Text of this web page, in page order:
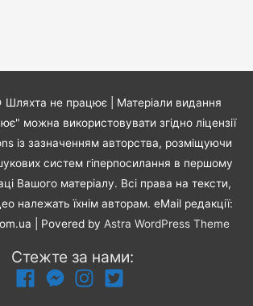
Шляхта не працює| Матеріали видання
можна використовувати згідно ліцензії
із зазначенням авторства, розміщуючи
систем гіперпосилання в першому
Вашого матеріалу. Всі права на тексти,
належать їхнім авторам. eMail редакції:
| Povered by Astra WordPress Theme
Стежте за нами: